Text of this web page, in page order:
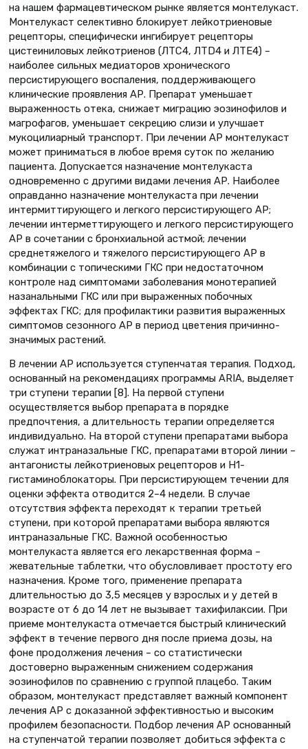
на нашем фармацевтическом рынке является монтелукаст.
Монтелукаст селективно блокирует лейкотриеновые
рецепторы, специфически ингибирует рецепторы
цистеиниловых лейкотриенов (ЛТС4, ЛТD4 и ЛТЕ4) –
наиболее сильных медиаторов хронического
персистирующего воспаления, поддерживающего
клинические проявления АР. Препарат уменьшает
выраженность отека, снижает миграцию эозинофилов и
магрофагов, уменьшает секрецию слизи и улучшает
мукоцилиарный транспорт. При лечении АР монтелукаст
может приниматься в любое время суток по желанию
пациента. Допускается назначение монтелукаста
одновременно с другими видами лечения АР. Наиболее
оправданно назначение монтелукаста при лечении
интермиттирующего и легкого персистирующего АР;
лечении интерметтирующего и легкого персистирующего
АР в сочетании с бронхиальной астмой; лечении
среднетяжелого и тяжелого персистирующего АР в
комбинации с топическими ГКС при недостаточном
контроле над симптомами заболевания монотерапией
назанальными ГКС или при выраженных побочных
эффектах ГКС; для профилактики развития выраженных
симптомов сезонного АР в период цветения причинно-
значимых растений.
В лечении АР используется ступенчатая терапия. Подход,
основанный на рекомендациях программы ARIA, выделяет
три ступени терапии [8]. На первой ступени
осуществляется выбор препарата в порядке
предпочтения, а длительность терапии определяется
индивидуально. На второй ступени препаратами выбора
служат интраназальные ГКС, препаратами второй линии –
антагонисты лейкотриеновых рецепторов и Н1-
гистаминоблокаторы. При персистирующем течении для
оценки эффекта отводится 2–4 недели. В случае
отсутствия эффекта переходят к терапии третьей
ступени, при которой препаратами выбора являются
интраназальные ГКС. Важной особенностью
монтелукаста является его лекарственная форма –
жевательные таблетки, что обусловливает простоту его
назначения. Кроме того, применение препарата
длительностью до 3,5 месяцев у взрослых и у детей в
возрасте от 6 до 14 лет не вызывает тахифилаксии. При
приеме монтелукаста отмечается быстрый клинический
эффект в течение первого дня после приема дозы, на
фоне продолжения лечения – со статистически
достоверно выраженным снижением содержания
эозинофилов по сравнению с группой плацебо. Таким
образом, монтелукаст представляет важный компонент
лечения АР с доказанной эффективностью и высоким
профилем безопасности. Подбор лечения АР основанный
на ступенчатой терапии позволяет добиться эффекта с